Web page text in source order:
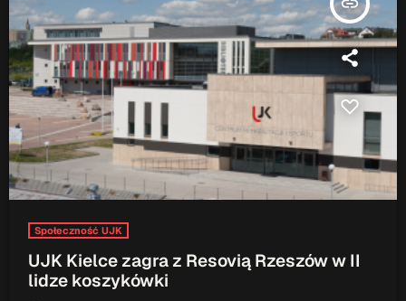
ON AIR
Audycja
Serwis Informacyjny
10:00 - 10:05
Społeczność UJK
UJK Kielce zagra z Resovią Rzeszów w II
lidze koszykówki